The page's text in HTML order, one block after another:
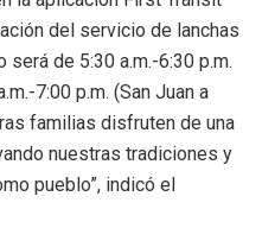
del servicio de lanchas
será de 5:30 a.m.-6:30 p.m.
7:00 p.m. (San Juan a
familias disfruten de una
nuestras tradiciones y
pueblo”, indicó el